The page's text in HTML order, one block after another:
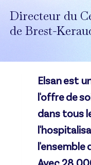
Directeur du
de Brest-
Elsan est
l'offre de
dans tous
l'ensemble